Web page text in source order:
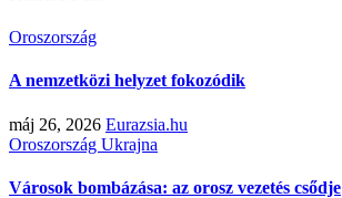
Oroszország
A nemzetközi helyzet fokozódik
máj 26, 2026 Eurazsia.hu
Oroszország Ukrajna
Városok bombázása: az orosz vezetés csődje